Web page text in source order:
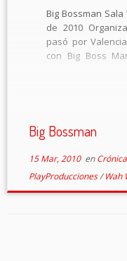
Big Bossman
de 2010
pasó por
con Big Boss
Big Bossman
15 Mar, 2010en
PlayProducciones/Wah